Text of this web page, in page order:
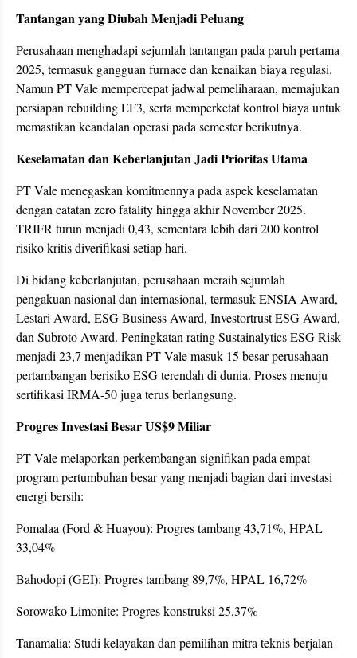
Tantangan yang Diubah Menjadi Peluang
Perusahaan menghadapi sejumlah tantangan pada paruh pertama
2025, termasuk gangguan furnace dan kenaikan biaya regulasi.
Namun PT Vale mempercepat jadwal pemeliharaan, memajukan
persiapan rebuilding EF3, serta memperketat kontrol biaya untuk
memastikan keandalan operasi pada semester berikutnya.
Keselamatan dan Keberlanjutan Jadi Prioritas Utama
PT Vale menegaskan komitmennya pada aspek keselamatan
dengan catatan zero fatality hingga akhir November 2025.
TRIFR turun menjadi 0,43, sementara lebih dari 200 kontrol
risiko kritis diverifikasi setiap hari.
Di bidang keberlanjutan, perusahaan meraih sejumlah
pengakuan nasional dan internasional, termasuk ENSIA Award,
Lestari Award, ESG Business Award, Investortrust ESG Award,
dan Subroto Award. Peningkatan rating Sustainalytics ESG Risk
menjadi 23,7 menjadikan PT Vale masuk 15 besar perusahaan
pertambangan berisiko ESG terendah di dunia. Proses menuju
sertifikasi IRMA-50 juga terus berlangsung.
Progres Investasi Besar US$9 Miliar
PT Vale melaporkan perkembangan signifikan pada empat
program pertumbuhan besar yang menjadi bagian dari investasi
energi bersih:
Pomalaa (Ford & Huayou): Progres tambang 43,71%, HPAL
33,04%
Bahodopi (GEI): Progres tambang 89,7%, HPAL 16,72%
Sorowako Limonite: Progres konstruksi 25,37%
Tanamalia: Studi kelayakan dan pemilihan mitra teknis berjalan